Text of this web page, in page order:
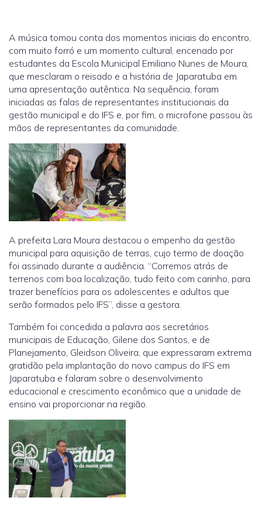
A música tomou conta dos momentos iniciais do encontro,
com muito forró e um momento cultural, encenado por
estudantes da Escola Municipal Emiliano Nunes de Moura,
que mesclaram o reisado e a história de Japaratuba em
uma apresentação autêntica. Na sequência, foram
iniciadas as falas de representantes institucionais da
gestão municipal e do IFS e, por fim, o microfone passou às
mãos de representantes da comunidade.
A prefeita Lara Moura destacou o empenho da gestão
municipal para aquisição de terras, cujo termo de doação
foi assinado durante a audiência. “Corremos atrás de
terrenos com boa localização, tudo feito com carinho, para
trazer benefícios para os adolescentes e adultos que
serão formados pelo IFS”, disse a gestora.
Também foi concedida a palavra aos secretários
municipais de Educação, Gilene dos Santos, e de
Planejamento, Gleidson Oliveira, que expressaram extrema
gratidão pela implantação do novo campus do IFS em
Japaratuba e falaram sobre o desenvolvimento
educacional e crescimento econômico que a unidade de
ensino vai proporcionar na região.